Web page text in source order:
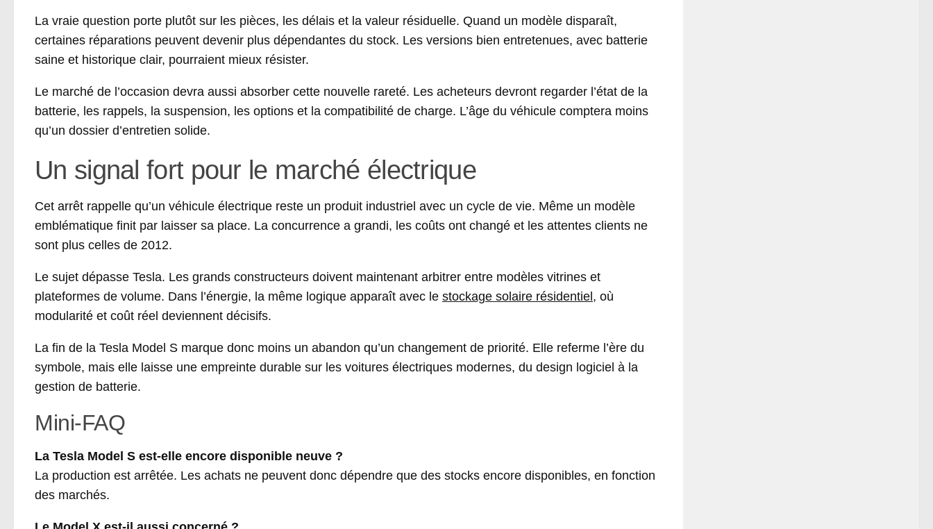
La vraie question porte plutôt sur les pièces, les délais et la valeur résiduelle. Quand un modèle disparaît,
certaines réparations peuvent devenir plus dépendantes du stock. Les versions bien entretenues, avec batterie
saine et historique clair, pourraient mieux résister.
Le marché de l’occasion devra aussi absorber cette nouvelle rareté. Les acheteurs devront regarder l’état de la
batterie, les rappels, la suspension, les options et la compatibilité de charge. L’âge du véhicule comptera moins
qu’un dossier d’entretien solide.
Un signal fort pour le marché électrique
Cet arrêt rappelle qu’un véhicule électrique reste un produit industriel avec un cycle de vie. Même un modèle
emblématique finit par laisser sa place. La concurrence a grandi, les coûts ont changé et les attentes clients ne
sont plus celles de 2012.
Le sujet dépasse Tesla. Les grands constructeurs doivent maintenant arbitrer entre modèles vitrines et
plateformes de volume. Dans l’énergie, la même logique apparaît avec le stockage solaire résidentiel , où
modularité et coût réel deviennent décisifs.
La fin de la Tesla Model S marque donc moins un abandon qu’un changement de priorité. Elle referme l’ère du
symbole, mais elle laisse une empreinte durable sur les voitures électriques modernes, du design logiciel à la
gestion de batterie.
Mini-FAQ
La Tesla Model S est-elle encore disponible neuve ?
La production est arrêtée. Les achats ne peuvent donc dépendre que des stocks encore disponibles, en fonction
des marchés.